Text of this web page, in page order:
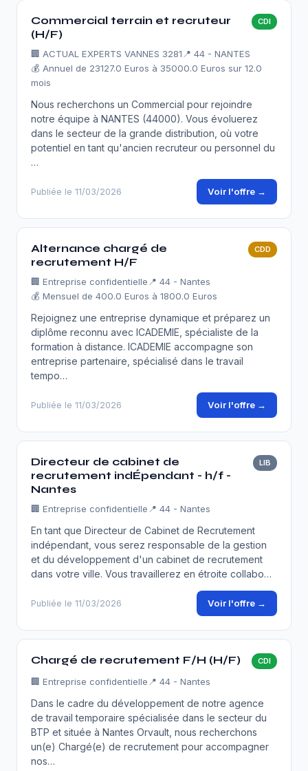
Commercial terrain et recruteur
(H/F)
CDI
🏢 ACTUAL EXPERTS VANNES 3281 📍 44 - NANTES
💰 Annuel de 23127.0 Euros à 35000.0 Euros sur 12.0
mois
Nous recherchons un Commercial pour rejoindre
notre équipe à NANTES (44000). Vous évoluerez
dans le secteur de la grande distribution, où votre
potentiel en tant qu'ancien recruteur ou personnel du
…
Publiée le 11/03/2026 Voir l'offre →
Alternance chargé de
recrutement H/F
CDD
🏢 Entreprise confidentielle 📍 44 - Nantes
💰 Mensuel de 400.0 Euros à 1800.0 Euros
Rejoignez une entreprise dynamique et préparez un
diplôme reconnu avec ICADEMIE, spécialiste de la
formation à distance. ICADEMIE accompagne son
entreprise partenaire, spécialisé dans le travail
tempo…
Publiée le 11/03/2026 Voir l'offre →
Directeur de cabinet de
recrutement indÉpendant - h/f -
Nantes
LIB
🏢 Entreprise confidentielle 📍 44 - Nantes
En tant que Directeur de Cabinet de Recrutement
indépendant, vous serez responsable de la gestion
et du développement d'un cabinet de recrutement
dans votre ville. Vous travaillerez en étroite collabo…
Publiée le 11/03/2026 Voir l'offre →
Chargé de recrutement F/H (H/F) CDI
🏢 Entreprise confidentielle 📍 44 - Nantes
Dans le cadre du développement de notre agence
de travail temporaire spécialisée dans le secteur du
BTP et située à Nantes Orvault, nous recherchons
un(e) Chargé(e) de recrutement pour accompagner
nos…